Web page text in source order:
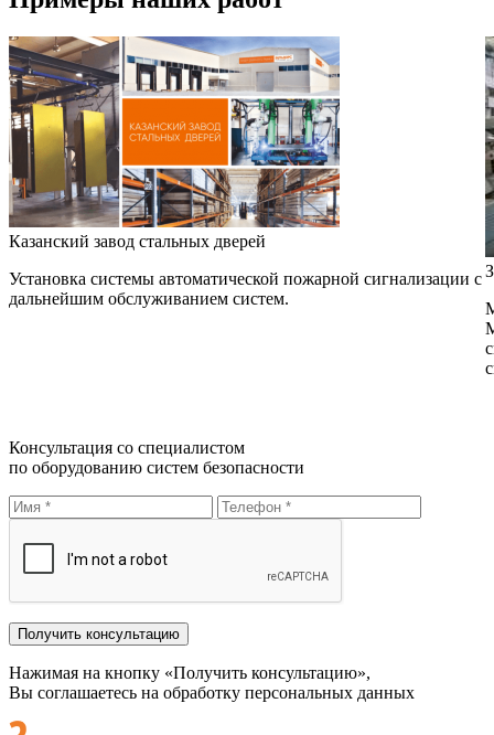
Казанский завод стальных дверей
Установка системы автоматической пожарной сигнализации с
дальнейшим обслуживанием систем.
Консультация со специалистом
по оборудованию систем безопасности
Нажимая на кнопку «Получить консультацию»,
Вы соглашаетесь на обработку персональных данных